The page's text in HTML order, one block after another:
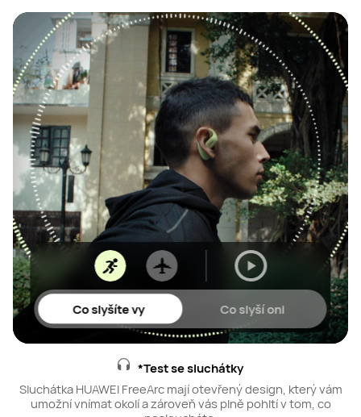
Co slyšíte vy Co slyší oni
*Test se sluchátky
Sluchátka HUAWEI FreeArc mají otevřený design, který vám
umožní vnímat okolí a zároveň vás plně pohltí v tom, co